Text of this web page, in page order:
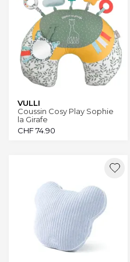
VULLI
Coussin Cosy Play Sophie
la Girafe
CHF74.90